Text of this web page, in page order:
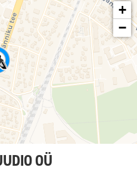
+
−
OÜ